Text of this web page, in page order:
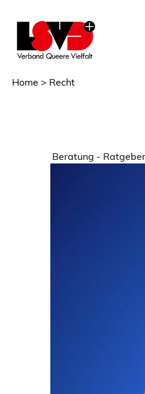
Home Recht
Beratung -